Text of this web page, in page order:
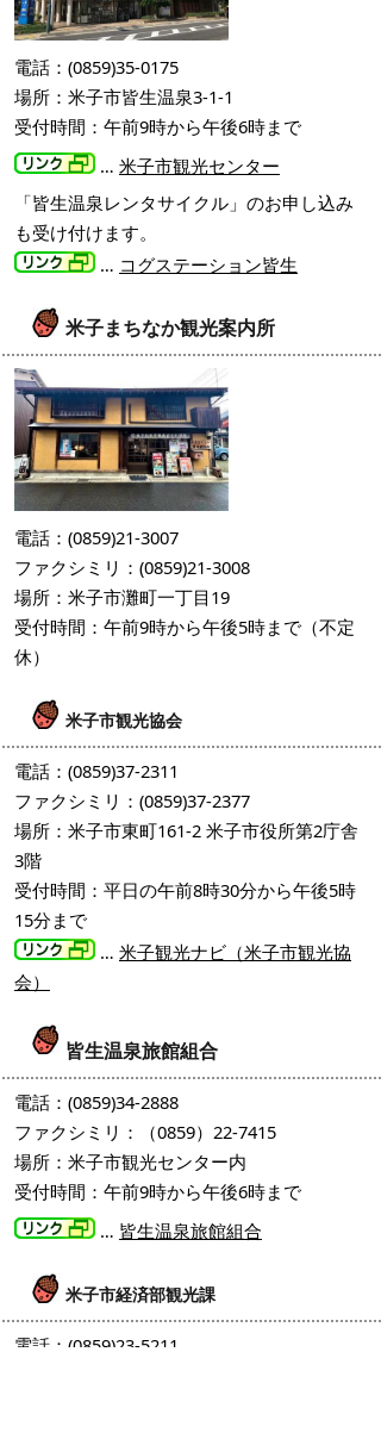
電話：(0859)35-0175
場所：米子市皆生温泉3-1-1
受付時間：午前9時から午後6時まで
… 米子市観光センター
「皆生温泉レンタサイクル」のお申し込み
も受け付けます。
… コグステーション皆生
米子まちなか観光案内所
電話：(0859)21-3007
ファクシミリ：(0859)21-3008
場所：米子市灘町一丁目19
受付時間：午前9時から午後5時まで（不定
休）
米子市観光協会
電話：(0859)37-2311
ファクシミリ：(0859)37-2377
場所：米子市東町161-2 米子市役所第2庁舎
3階
受付時間：平日の午前8時30分から午後5時
15分まで
… 米子観光ナビ（米子市観光協
会）
皆生温泉旅館組合
電話：(0859)34-2888
ファクシミリ：（0859）22-7415
場所：米子市観光センター内
受付時間：午前9時から午後6時まで
… 皆生温泉旅館組合
米子市経済部観光課
電話：(0859)23-5211